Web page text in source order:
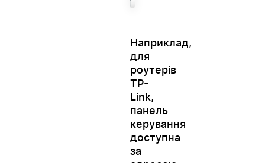
Наприклад,
для
роутерів
ТР-
Link,
панель
керування
доступна
за